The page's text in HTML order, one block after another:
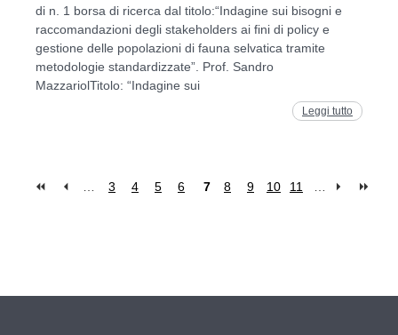
di n. 1 borsa di ricerca dal titolo:“Indagine sui bisogni e
raccomandazioni degli stakeholders ai fini di policy e
gestione delle popolazioni di fauna selvatica tramite
metodologie standardizzate”. Prof. Sandro
MazzariolTitolo: “Indagine sui
Leggi tutto
3 4 5 6 7 8 9 10 11